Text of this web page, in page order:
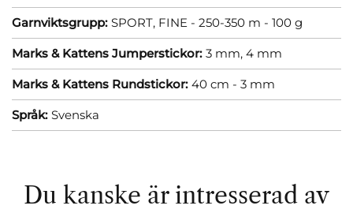
Garnviktsgrupp: SPORT, FINE - 250-350 m - 100 g
Marks & Kattens Jumperstickor: 3 mm, 4 mm
Marks & Kattens Rundstickor: 40 cm - 3 mm
Språk: Svenska
Du kanske är intresserad av